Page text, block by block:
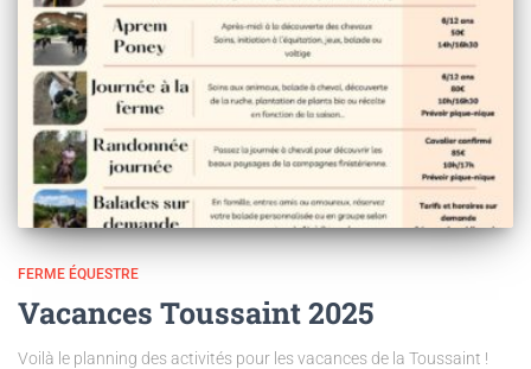
FERME ÉQUESTRE
Vacances Toussaint 2025
Voilà le planning des activités pour les vacances de la Toussaint !